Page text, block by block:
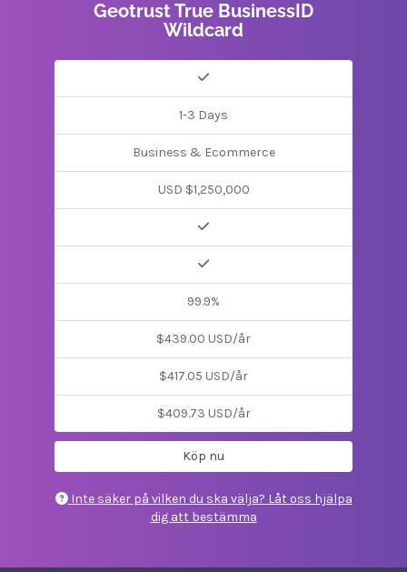
Geotrust True BusinessID
Wildcard
1-3 Days
Business & Ecommerce
USD $1,250,000
99.9%
$439.00 USD/år
$417.05 USD/år
$409.73 USD/år
Köp nu
Inte säker på vilken du ska välja? Låt oss hjälpa
dig att bestämma